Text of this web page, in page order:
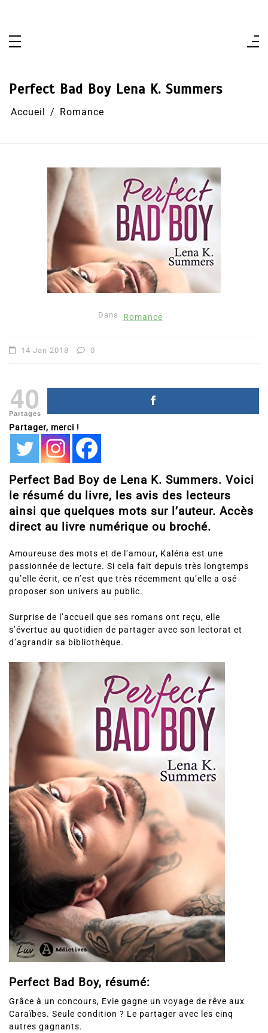
Perfect Bad Boy Lena K. Summers
Accueil Romance
Dans Romance
14 Jan 2018 0
40
Partages
Partager, merci !
Perfect Bad Boy de Lena K. Summers. Voici
le résumé du livre, les avis des lecteurs
ainsi que quelques mots sur l’auteur. Accès
direct au livre numérique ou broché.
Amoureuse des mots et de l’amour, Kaléna est une
passionnée de lecture. Si cela fait depuis très longtemps
qu’elle écrit, ce n’est que très récemment qu’elle a osé
proposer son univers au public.
Surprise de l’accueil que ses romans ont reçu, elle
s’évertue au quotidien de partager avec son lectorat et
d’agrandir sa bibliothèque.
Perfect Bad Boy, résumé:
Grâce à un concours, Evie gagne un voyage de rêve aux
Caraïbes. Seule condition ? Le partager avec les cinq
autres gagnants.